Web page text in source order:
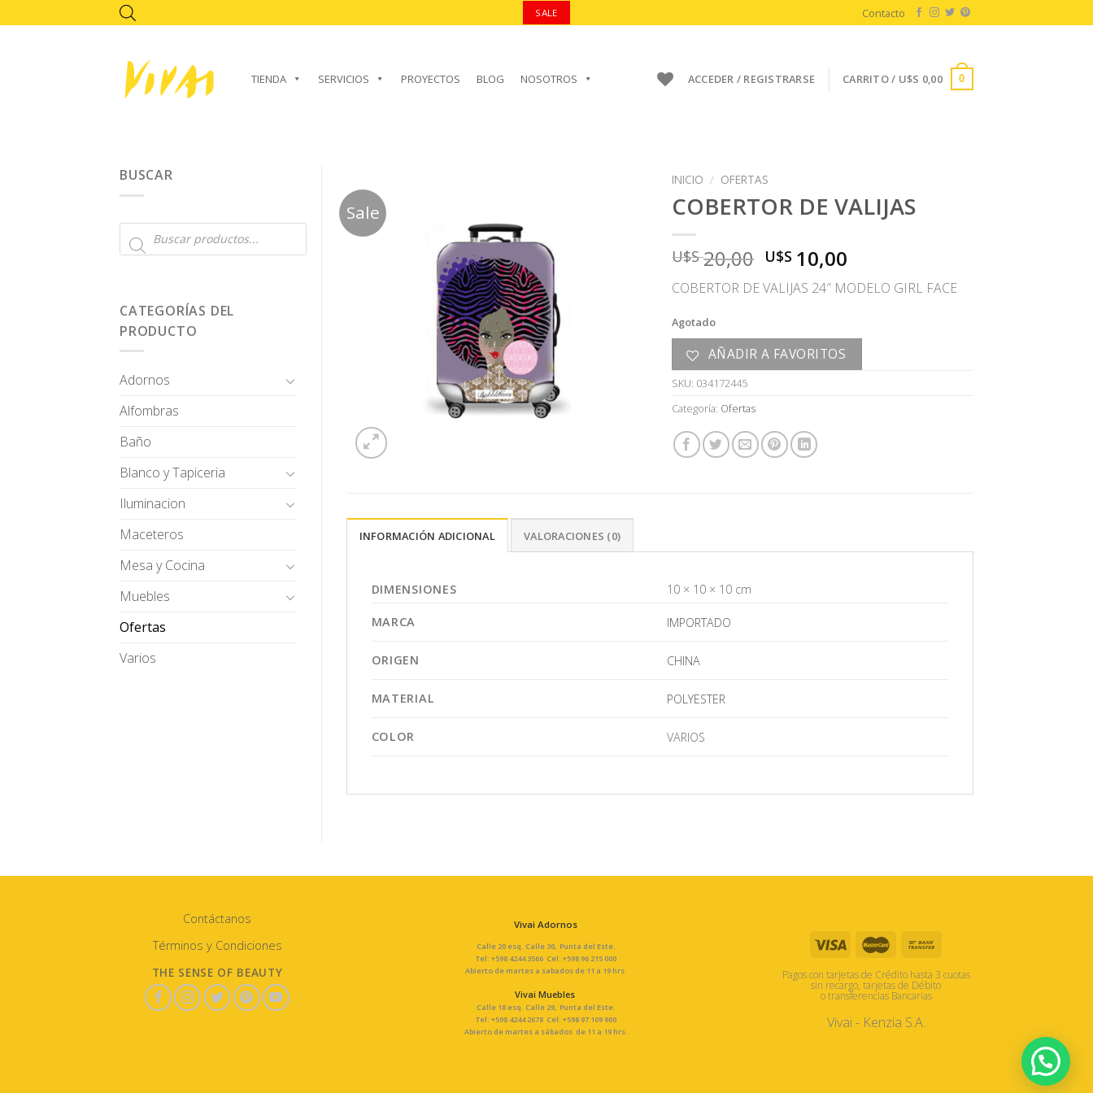
to
SALE Contacto
TIENDA SERVICIOS PROYECTOS BLOG NOSOTROS ACCEDER / REGISTRARSE CARRITO / U$S 0,00 0
BUSCAR
Búsqueda
de
CATEGORÍAS DEL
PRODUCTO
Adornos
Alfombras
Baño
Blanco y Tapiceria
Iluminacion
Maceteros
Mesa y Cocina
Muebles
Ofertas
Varios
Sale
INICIO / OFERTAS
COBERTOR DE VALIJAS
U$S20,00 El
precio
original
U$S
20,00.
U$S 10,00
precio
actual
U$S
COBERTOR DE VALIJAS 24″ MODELO GIRL FACE
Agotado
AÑADIR A FAVORITOS
SKU: 034172445
Categoría: Ofertas
INFORMACIÓN ADICIONAL VALORACIONES (0)
DIMENSIONES 10 × 10 × 10 cm
MARCA IMPORTADO
ORIGEN CHINA
MATERIAL POLYESTER
COLOR VARIOS
Contáctanos
Términos y Condiciones
THE SENSE OF BEAUTY
Vivai Adornos
Calle 20 esq. Calle 30, Punta del Este.
Tel: +598 4244 3566 Cel: +598 96 215 000
Abierto de martes a sabados de 11 a 19 hrs.
Vivai Muebles
Calle 18 esq. Calle 29, Punta del Este.
Tel: +598 4244 2678 Cel: +598 97 109 900
Abierto de martes a sábados de 11 a 19 hrs.
Pagos con tarjetas de Crédito hasta 3 cuotas
sin recargo, tarjetas de Débito
o transferencias Bancarias
Vivai - Kenzia S.A.